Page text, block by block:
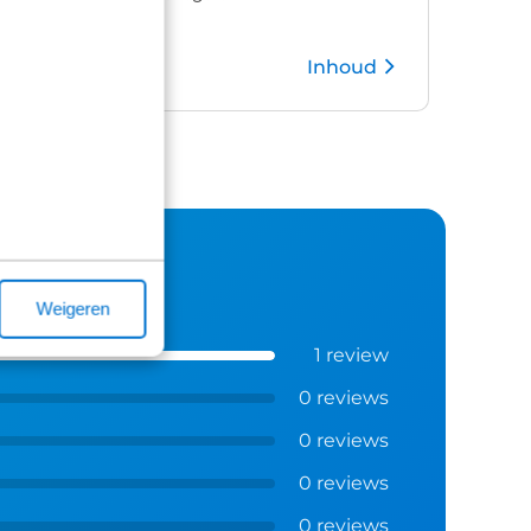
Weigeren
Inhoud
1 review
0 reviews
0 reviews
0 reviews
0 reviews